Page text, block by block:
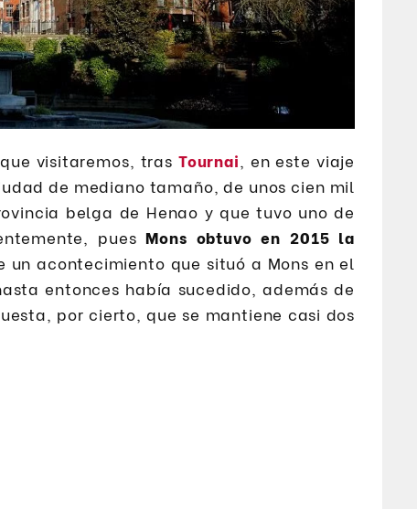
visitaremos, tras Tournai , en este viaje
de mediano tamaño, de unos cien mil
belga de Henao y que tuvo uno de
puesMons obtuvo en 2015 la
un acontecimiento que situó a Mons en el
entonces había sucedido, además de
por cierto, que se mantiene casi dos